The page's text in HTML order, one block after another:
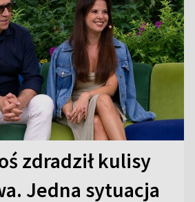
zdradził kulisy
Jedna sytuacja